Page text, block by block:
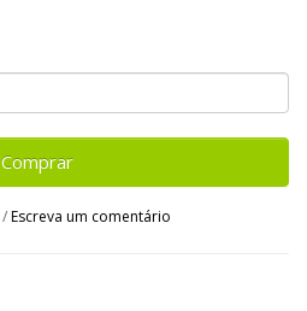
Comprar
/Escreva um comentário